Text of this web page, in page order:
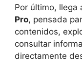
Por último, llega
Pro, pensada
contenidos,
consultar
directamente